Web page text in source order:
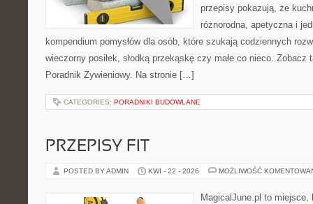
przepisy pokazują, że
różnorodna, apetyczna i
kompendium pomysłów dla osób, które szukają codziennych
wieczorny posiłek, słodką przekąskę czy małe co nieco.
Poradnik Żywieniowy. Na stronie […]
CATEGORIES: PORADNIKI BUDOWLANE
PRZEPISY FIT
POSTED BY ADMIN KWI - 22 - 2026 MOŻLIWOŚĆ
MagicalJune.pl to miejsce,